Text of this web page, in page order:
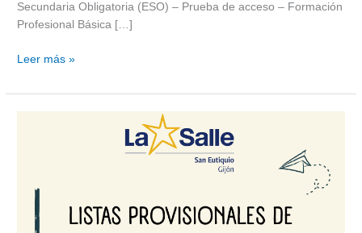
Secundaria Obligatoria (ESO) – Prueba de acceso – Formación
Profesional Básica […]
Leer más »
CCFF
curso